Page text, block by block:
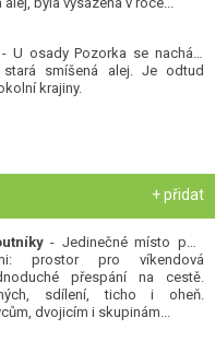
- U osady Pozorka se nachází
smíšená alej. Je odtud
krajiny.
+ přidat
- Jedinečné místo pod
prostor pro víkendová
přespání na cestě.
sdílení, ticho i oheň.
dvojicím i skupinám...